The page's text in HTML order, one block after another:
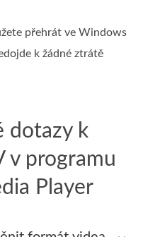
přehrát ve Windows
k žádné ztrátě
dotazy k
v programu
Player